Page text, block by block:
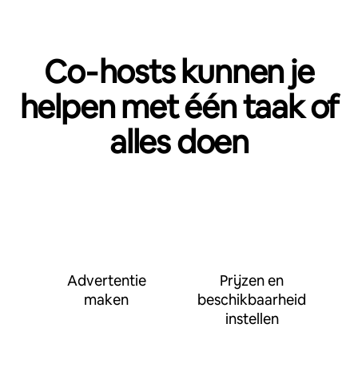
Co‑hosts kunnen je
helpen met één taak of
alles doen
Advertentie
maken
Prijzen en
beschikbaarheid
instellen